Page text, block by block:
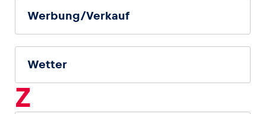
Werbung/Verkauf
Wetter
Z